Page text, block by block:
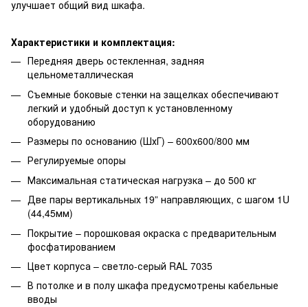
улучшает общий вид шкафа.
Характеристики и комплектация:
Передняя дверь остекленная, задняя
цельнометаллическая
Съемные боковые стенки на защелках обеспечивают
легкий и удобный доступ к установленному
оборудованию
Размеры по основанию (ШхГ) – 600х600/800 мм
Регулируемые опоры
Максимальная статическая нагрузка – до 500 кг
Две пары вертикальных 19” направляющих, с шагом 1U
(44,45мм)
Покрытие – порошковая окраска с предварительным
фосфатированием
Цвет корпуса – светло-серый RAL 7035
В потолке и в полу шкафа предусмотрены кабельные
вводы